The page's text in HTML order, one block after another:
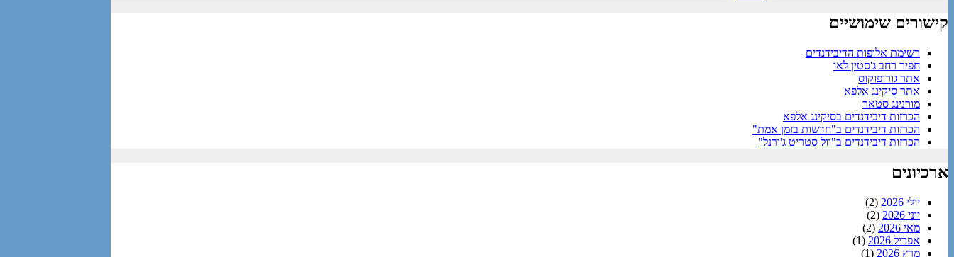
קישורים שימושיים
רשימת אלופות הדיבידנדים
חפיר רחב ג'סטין לאו
אתר גורופוקוס
אתר סיקינג אלפא
מורנינג סטאר
הכרזות דיבידנדים בסיקינג אלפא
הכרזות דיבידנדים ב"חדשות בזמן אמת"
הכרזות דיבידנדים ב"וול סטריט ג'ורנל"
ארכיונים
יולי 2026
(2)
יוני 2026
(2)
מאי 2026
(2)
אפריל 2026
(1)
מרץ 2026
(1)